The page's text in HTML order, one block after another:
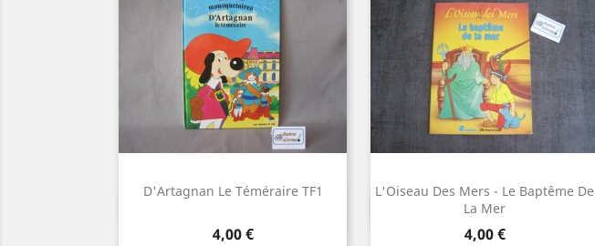
D'Artagnan Le Téméraire TF1
Prix
4,00 €
L'Oiseau Des Mers - Le Baptême De
La Mer
Prix
4,00 €
Aperçu rapide